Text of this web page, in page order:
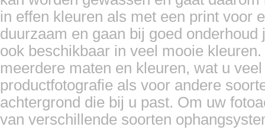
in effen kleuren als met een print voor
duurzaam en gaan bij goed
ook beschikbaar in veel mooie
meerdere maten en kleuren, wat u
productfotografie als voor andere
achtergrond die bij u past. Om uw
van verschillende soorten